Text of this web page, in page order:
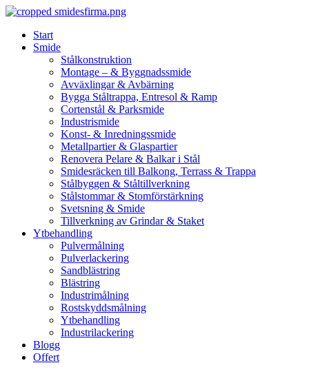
Skip
contentStart
Smide
Stålkonstruktion
Montage – & Byggnadssmide
Avväxlingar & Avbärning
Bygga Ståltrappa, Entresol & Ramp
Cortenstål & Parksmide
Industrismide
Konst- & Inredningssmide
Metallpartier & Glaspartier
Renovera Pelare & Balkar i Stål
Smidesräcken till Balkong, Terrass & Trappa
Stålbyggen & Ståltillverkning
Stålstommar & Stomförstärkning
Svetsning & Smide
Tillverkning av Grindar & Staket
Ytbehandling
Pulvermålning
Pulverlackering
Sandblästring
Blästring
Industrimålning
Rostskyddsmålning
Ytbehandling
Industrilackering
Blogg
Offert